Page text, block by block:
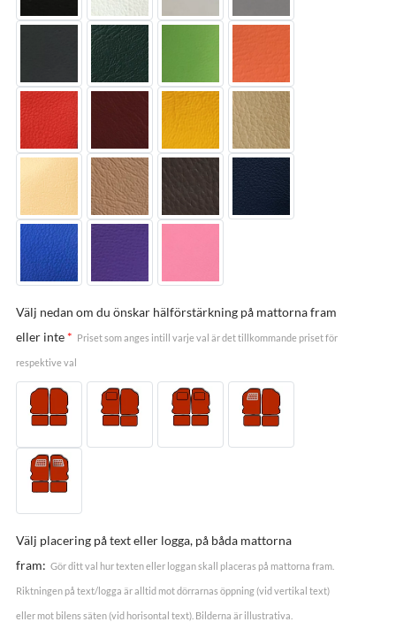
Välj nedan om du önskar hälförstärkning på mattorna fram
eller inte * Priset som anges intill varje val är det tillkommande priset för
respektive val
Välj placering på text eller logga, på båda mattorna
fram: Gör ditt val hur texten eller loggan skall placeras på mattorna fram.
Riktningen på text/logga är alltid mot dörrarnas öppning (vid vertikal text)
eller mot bilens säten (vid horisontal text). Bilderna är illustrativa.